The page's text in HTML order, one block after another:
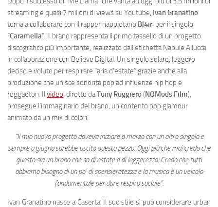
streaming e quasi 7 milioni di views su Youtube, IvanGranatino
torna a collaborare con il rapper napoletano Bl4ir, per il singolo
“Caramella“. Il brano rappresenta il primo tassello di un progetto
discografico più importante, realizzato dall’etichetta Napule Allucca
in collaborazione con Believe Digital. Un singolo solare, leggero
deciso e voluto per respirare “aria d’estate” grazie anche alla
produzione che unisce sonorità pop ad influenze hip hop e
reggaeton. Il video, diretto daTony Ruggiero(NOMods Film),
prosegue l’immaginario del brano, un contento pop glamour
animato da un mix di colori.
“Il mio nuovo progetto doveva iniziare a marzo con un altro singolo e
sempre a giugno sarebbe uscito questo pezzo. Oggi più che mai credo che
questo sia un brano che sa di estate e di leggerezza. Credo che tutti
abbiamo bisogno di un po’ di spensieratezza e la musica è un veicolo
fondamentale per dare respiro sociale”.
Ivan Granatino nasce a Caserta. Il suo stile si può considerare urban